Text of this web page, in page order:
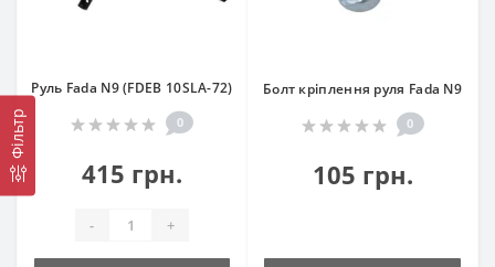
Фільтр
Руль Fada N9 (FDEB 10SLA-72)
0
415 грн.
- +
Болт кріплення руля Fada N9
0
105 грн.